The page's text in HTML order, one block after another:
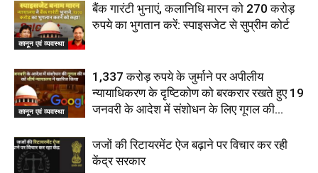
कानून एवं व्यवस्था
बैंक गारंटी भुनाएं, कलानिधि मारन को 270 करोड़
रुपये का भुगतान करें: स्पाइसजेट से सुप्रीम कोर्ट
कानून एवं व्यवस्था
1,337 करोड़ रुपये के जुर्माने पर अपीलीय
न्यायाधिकरण के दृष्टिकोण को बरकरार रखते हुए 19
जनवरी के आदेश में संशोधन के लिए गूगल की...
जजों की रिटायरमेंट ऐज बढ़ाने पर विचार कर रही
केंद्र सरकार